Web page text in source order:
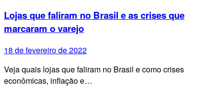
Lojas que faliram no Brasil e as crises que
marcaram o varejo
18 de fevereiro de 2022
Veja quais lojas que faliram no Brasil e como crises
econômicas, inflação e…